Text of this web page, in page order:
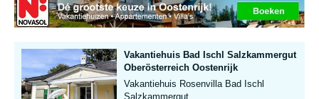
Vakantiehuis Bad Ischl Salzkammergut
Oberösterreich Oostenrijk
Vakantiehuis Rosenvilla Bad Ischl
Salzkammergut